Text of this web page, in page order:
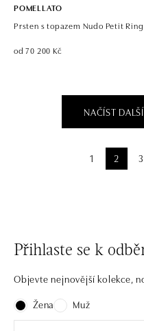
POMELLATO
Prsten s topazem Nudo Petit Ring
od 70 200 Kč
NAČÍST
1 2 3
Přihlaste se k
Objevte nejnovější kolekce,
Žena
Muž